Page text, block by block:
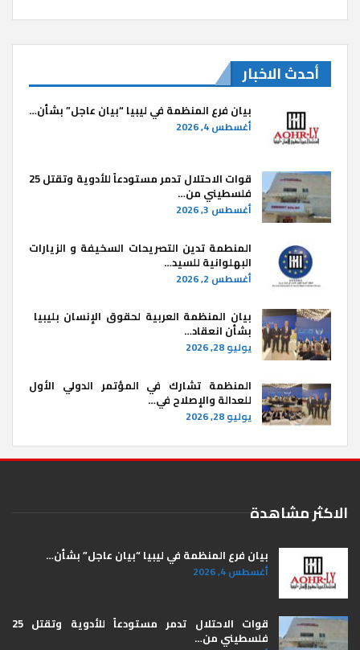
أحدث الاخبار
بيان فرع المنظمة في ليبيا “بيان عاجل” بشأن…
أغسطس 4, 2026
قوات الاحتلال تدمر مستودعاً للأدوية وتقتل 25
فلسطيني من…
أغسطس 3, 2026
المنطمة تدين التصريحات السخيفة و الزيارات
البهلوانية للسيد…
أغسطس 2, 2026
بيان المنظمة العربية لحقوق الإنسان بليبيا ​
بشأن انعقاد…
يوليو 28, 2026
المنظمة تشارك في المؤتمر الدولي الأول
للعدالة والإصلاح في…
يوليو 28, 2026
الاكثر مشاهدة
بيان فرع المنظمة في ليبيا “بيان عاجل” بشأن…
أغسطس 4, 2026
قوات الاحتلال تدمر مستودعاً للأدوية وتقتل 25
فلسطيني من…